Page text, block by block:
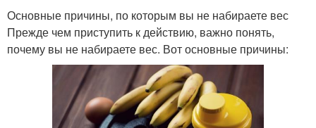
Основные причины, по которым вы не набираете вес
Прежде чем приступить к действию, важно понять,
почему вы не набираете вес. Вот основные причины: